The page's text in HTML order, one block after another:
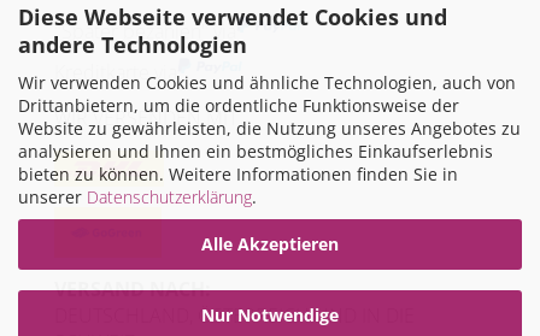
Diese Webseite verwendet Cookies und
andere Technologien
Wir verwenden Cookies und ähnliche Technologien, auch von
Drittanbietern, um die ordentliche Funktionsweise der
Website zu gewährleisten, die Nutzung unseres Angebotes zu
analysieren und Ihnen ein bestmögliches Einkaufserlebnis
bieten zu können. Weitere Informationen finden Sie in
unserer Datenschutzerklärung.
Alle Akzeptieren
Nur Notwendige
"Später bezahlen" via
Kreditkarte via
WIR VERSENDEN MIT
VERSAND NACH:
DEUTSCHLAND, ÖSTERREICH UND IN DIE